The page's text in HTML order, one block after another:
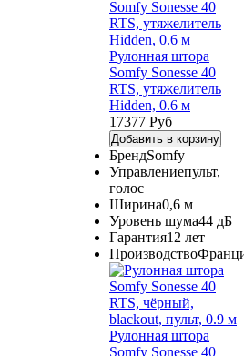
Рулонная штора
Somfy Sonesse 40
RTS, утяжелитель
Hidden, 0.6 м
17377 Руб
Добавить в корзину
БрендSomfy
Управлениепульт,
голос
Ширина0,6 м
Уровень шума44 дБ
Гарантия12 лет
Производство
Рулонная штора
Somfy Sonesse 40